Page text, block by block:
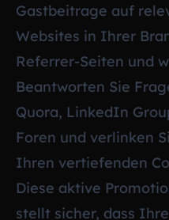
Gastbeitrage auf
Websites in Ihrer
Referrer-Seiten und
Beantworten Sie
Quora, LinkedIn
Foren und verlinken
Ihren vertiefenden
Diese aktive
stellt sicher, dass